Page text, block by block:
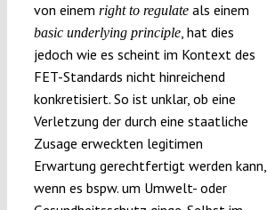
von einem right to regulateals einem
basic underlying principle, hat dies
jedoch wie es scheint im Kontext des
FET-Standards nicht hinreichend
konkretisiert. So ist unklar, ob eine
Verletzung der durch eine staatliche
Zusage erweckten legitimen
Erwartung gerechtfertigt werden kann,
wenn es bspw. um Umwelt- oder